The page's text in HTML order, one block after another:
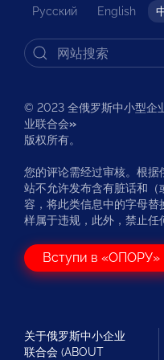
Русский English
© 2023 全俄罗斯中小型企
业联合会»
版权所有。
您的评论需经过审核。根
站不允许发布含有脏话和（
容，将此类信息中的字母替
样属于违规，此外，禁止任
Вступи в «ОПОРУ»
关于俄罗斯中小企业
联合会 (ABOUT